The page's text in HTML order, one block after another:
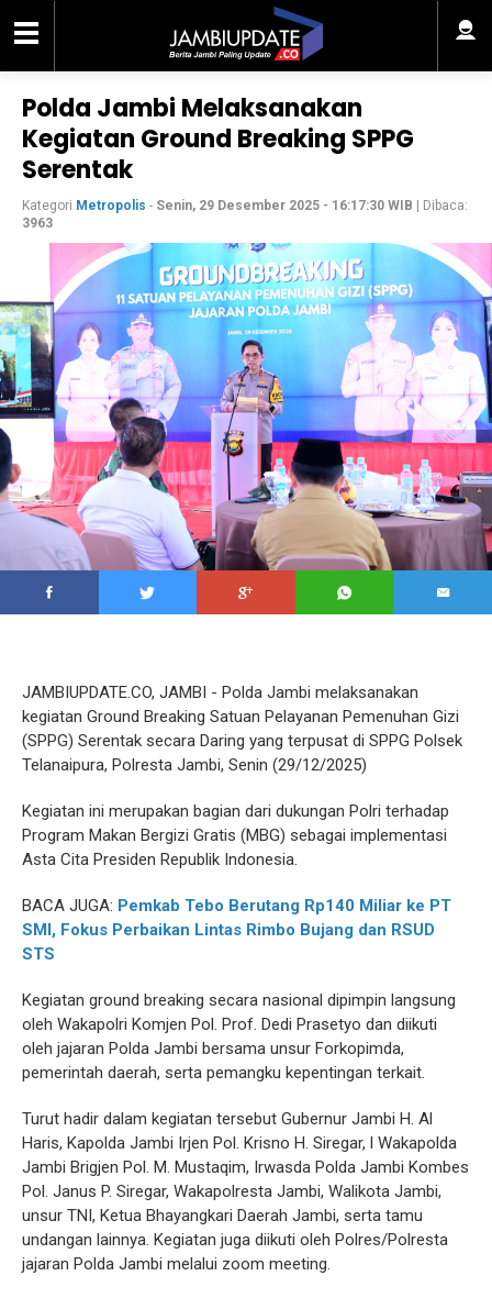
Polda Jambi Melaksanakan
Kegiatan Ground Breaking SPPG
Serentak
Kategori Metropolis - Senin, 29 Desember 2025 - 16:17:30 WIB | Dibaca:
3963
JAMBIUPDATE.CO, JAMBI - Polda Jambi melaksanakan
kegiatan Ground Breaking Satuan Pelayanan Pemenuhan Gizi
(SPPG) Serentak secara Daring yang terpusat di SPPG Polsek
Telanaipura, Polresta Jambi, Senin (29/12/2025)
Kegiatan ini merupakan bagian dari dukungan Polri terhadap
Program Makan Bergizi Gratis (MBG) sebagai implementasi
Asta Cita Presiden Republik Indonesia.
BACA JUGA: Pemkab Tebo Berutang Rp140 Miliar ke PT
SMI, Fokus Perbaikan Lintas Rimbo Bujang dan RSUD
STS
Kegiatan ground breaking secara nasional dipimpin langsung
oleh Wakapolri Komjen Pol. Prof. Dedi Prasetyo dan diikuti
oleh jajaran Polda Jambi bersama unsur Forkopimda,
pemerintah daerah, serta pemangku kepentingan terkait.
Turut hadir dalam kegiatan tersebut Gubernur Jambi H. Al
Haris, Kapolda Jambi Irjen Pol. Krisno H. Siregar, l Wakapolda
Jambi Brigjen Pol. M. Mustaqim, Irwasda Polda Jambi Kombes
Pol. Janus P. Siregar, Wakapolresta Jambi, Walikota Jambi,
unsur TNI, Ketua Bhayangkari Daerah Jambi, serta tamu
undangan lainnya. Kegiatan juga diikuti oleh Polres/Polresta
jajaran Polda Jambi melalui zoom meeting.